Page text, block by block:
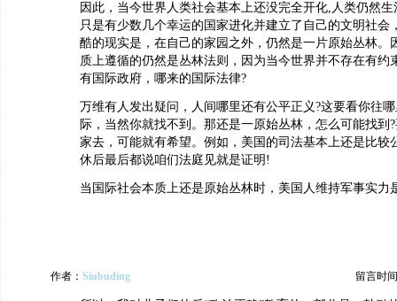
因此，当今世界人类社会基本上还没完全开化,人类仍然
只是有少数几个幸运的国家进化并建立了自己的文明社会
酷的现实是，在自己的家园之外，仍然是一片原始丛林。
质上遵循的仍然是丛林法则，因为当今世界并不存在有约
有国际政府，哪来的国际法律?
万维有人发出疑问，人间哪里还有公平正义?这要看你往
际，当然你就找不到。那还是一原始丛林，怎么可能找到
家去，可能就有希望。例如，美国的司法基本上还是比较
休后最后都说咱们法庭见就是证明!
当国际社会本质上还是原始丛林时，美国人维持军事实力
作者： Siubuding 留言时